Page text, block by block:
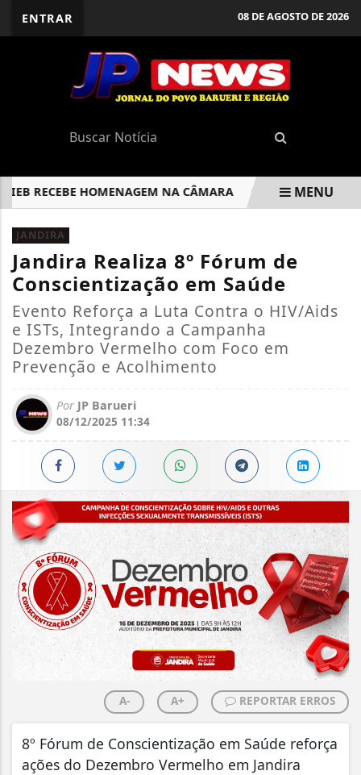
ENTRAR 08 DE AGOSTO DE 2026
RECEBE HOMENAGEM NA CÂMARA CNH SEM
EM ALTA
MENU
JANDIRA
Jandira Realiza 8º Fórum de
Conscientização em Saúde
Evento Reforça a Luta Contra o HIV/Aids
e ISTs, Integrando a Campanha
Dezembro Vermelho com Foco em
Prevenção e Acolhimento
Por JP Barueri
08/12/2025 11:34
A- A+ REPORTAR ERROS
8º Fórum de Conscientização em Saúde reforça
ações do Dezembro Vermelho em Jandira